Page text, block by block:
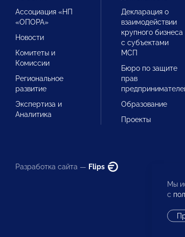
Ассоциация «НП
«ОПОРА»
Новости
Комитеты и
Комиссии
Региональное
развитие
Экспертиза и
Аналитика
Декларация о
взаимодействии
крупного бизнеса
с субъектами
МСП
Бюро по защите
прав
Образование
Проекты
Разработка сайта — Flips
Мы
с